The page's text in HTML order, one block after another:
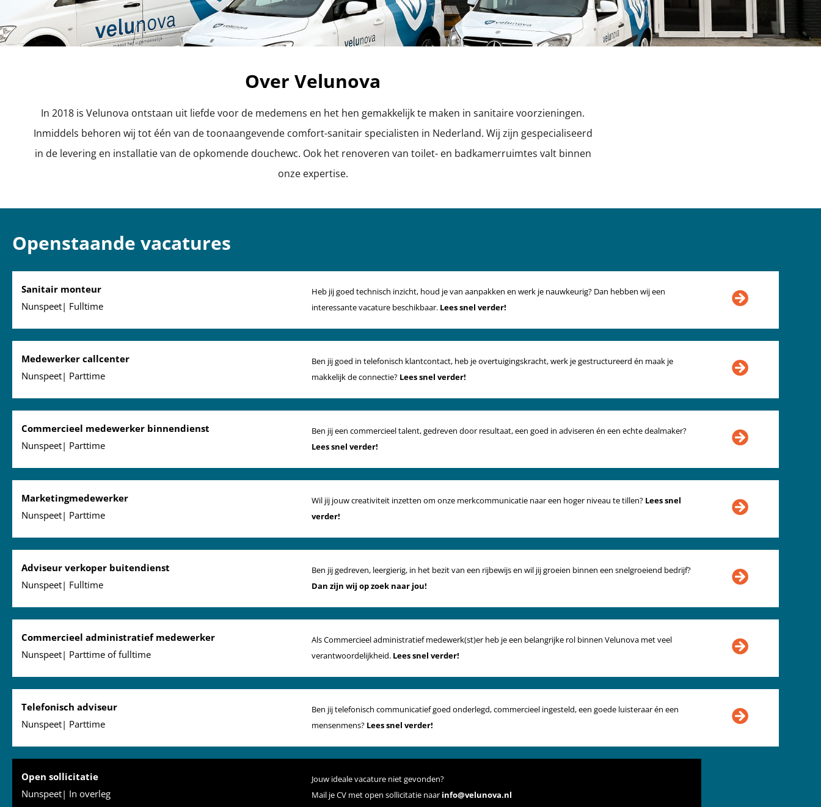
Over Velunova
In 2018 is Velunova ontstaan uit liefde voor de medemens en het hen gemakkelijk te maken in sanitaire voorzieningen.
Inmiddels behoren wij tot één van de toonaangevende comfort-sanitair specialisten in Nederland. Wij zijn gespecialiseerd
in de levering en installatie van de opkomende douchewc. Ook het renoveren van toilet- en badkamerruimtes valt binnen
onze expertise.
Openstaande vacatures
Sanitair monteur
Nunspeet| Fulltime
Heb jij goed technisch inzicht, houd je van aanpakken en werk je nauwkeurig? Dan hebben wij een
interessante vacature beschikbaar. Lees snel verder!
Medewerker callcenter
Nunspeet| Parttime
Ben jij goed in telefonisch klantcontact, heb je overtuigingskracht, werk je gestructureerd én maak je
makkelijk de connectie? Lees snel verder!
Commercieel medewerker binnendienst
Nunspeet| Parttime
Ben jij een commercieel talent, gedreven door resultaat, een goed in adviseren én een echte dealmaker?
Lees snel verder!
Marketingmedewerker
Nunspeet| Parttime
Wil jij jouw creativiteit inzetten om onze merkcommunicatie naar een hoger niveau te tillen? Lees snel
verder!
Adviseur verkoper buitendienst
Nunspeet| Fulltime
Ben jij gedreven, leergierig, in het bezit van een rijbewijs en wil jij groeien binnen een snelgroeiend bedrijf?
Dan zijn wij op zoek naar jou!
Commercieel administratief medewerker
Nunspeet| Parttime of fulltime
Als Commercieel administratief medewerk(st)er heb je een belangrijke rol binnen Velunova met veel
verantwoordelijkheid. Lees snel verder!
Telefonisch adviseur
Nunspeet| Parttime
Ben jij telefonisch communicatief goed onderlegd, commercieel ingesteld, een goede luisteraar én een
mensenmens? Lees snel verder!
Open sollicitatie
Nunspeet| In overleg
Jouw ideale vacature niet gevonden?
Mail je CV met open sollicitatie naar info@velunova.nl